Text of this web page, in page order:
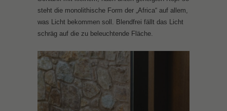
steht die monolithische Form der „Africa“ auf allem,
was Licht bekommen soll. Blendfrei fällt das Licht
schräg auf die zu beleuchtende Fläche.